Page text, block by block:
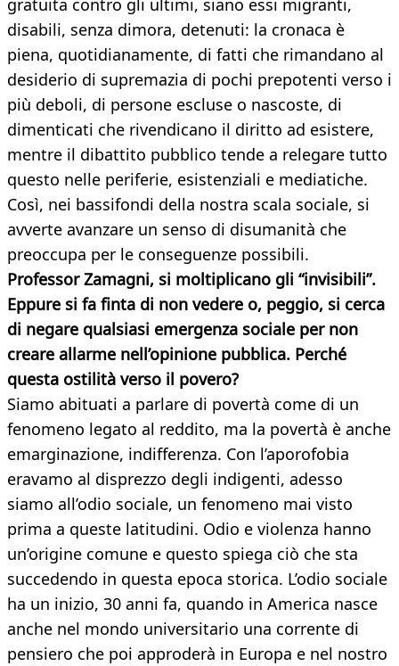
gratuita contro gli ultimi, siano essi migranti,
disabili, senza dimora, detenuti: la cronaca è
piena, quotidianamente, di fatti che rimandano al
desiderio di supremazia di pochi prepotenti verso i
più deboli, di persone escluse o nascoste, di
dimenticati che rivendicano il diritto ad esistere,
mentre il dibattito pubblico tende a relegare tutto
questo nelle periferie, esistenziali e mediatiche.
Così, nei bassifondi della nostra scala sociale, si
avverte avanzare un senso di disumanità che
preoccupa per le conseguenze possibili.
Professor Zamagni, si moltiplicano gli “invisibili”.
Eppure si fa finta di non vedere o, peggio, si cerca
di negare qualsiasi emergenza sociale per non
creare allarme nell’opinione pubblica. Perché
questa ostilità verso il povero?
Siamo abituati a parlare di povertà come di un
fenomeno legato al reddito, ma la povertà è anche
emarginazione, indifferenza. Con l’aporofobia
eravamo al disprezzo degli indigenti, adesso
siamo all’odio sociale, un fenomeno mai visto
prima a queste latitudini. Odio e violenza hanno
un’origine comune e questo spiega ciò che sta
succedendo in questa epoca storica. L’odio sociale
ha un inizio, 30 anni fa, quando in America nasce
anche nel mondo universitario una corrente di
pensiero che poi approderà in Europa e nel nostro